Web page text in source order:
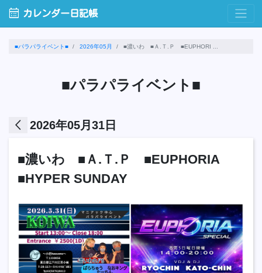
calendar_month カレンダー日記帳
■パラパライベント■ 2026年05月 ■濃いわ ■Ａ.Ｔ.Ｐ ■EUPHORI ...
■パラパライベント■
arrow_back_ios 2026年05月31日
■濃いわ ■Ａ.Ｔ.Ｐ ■EUPHORIA
■HYPER SUNDAY